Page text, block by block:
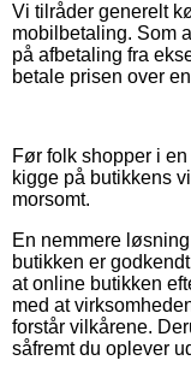
Vi tilråder generelt
mobilbetaling. Som
på afbetaling fra
betale prisen over
Før folk shopper i
kigge på butikkens
morsomt.
En nemmere
butikken er
at online butikken
med at
forstår vilkårene.
såfremt du oplever